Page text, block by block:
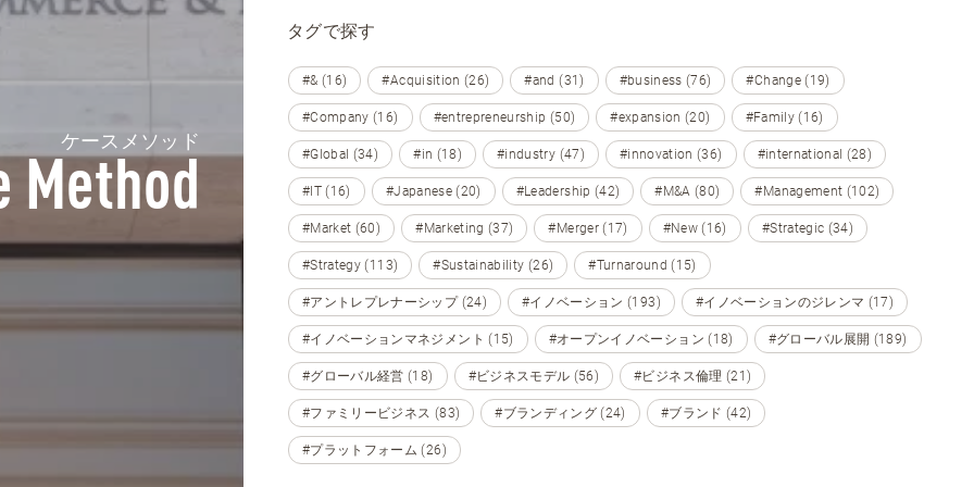
ケースメソッド
Method
タグで探す
#& (16) #Acquisition (26) #and (31) #business (76) #Change (19)
#Company (16) #entrepreneurship (50) #expansion (20) #Family (16)
#Global (34) #in (18) #industry (47) #innovation (36) #international (28)
#IT (16) #Japanese (20) #Leadership (42) #M&A (80) #Management (102)
#Market (60) #Marketing (37) #Merger (17) #New (16) #Strategic (34)
#Strategy (113) #Sustainability (26) #Turnaround (15)
#アントレプレナーシップ (24) #イノベーション (193) #イノベーションのジレンマ (17)
#イノベーションマネジメント (15) #オープンイノベーション (18) #グローバル展開 (189)
#グローバル経営 (18) #ビジネスモデル (56) #ビジネス倫理 (21)
#ファミリービジネス (83) #ブランディング (24) #ブランド (42)
#プラットフォーム (26)